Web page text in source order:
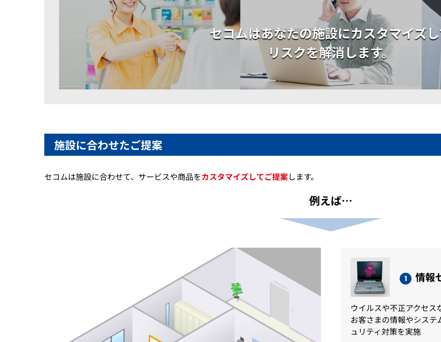
セコムはあなたの施設にカスタマイズ
リスクを解消します。
施設に合わせたご提案
セコムは施設に合わせて、サービスや商品をカスタマイズしてご提案します。
例えば…
1 情報
ウイルスや不正アクセ
お客さまの情報やシステ
ュリティ対策を実施